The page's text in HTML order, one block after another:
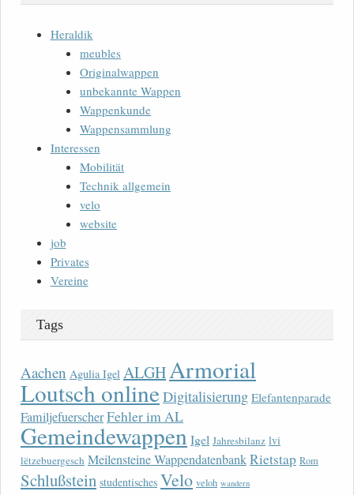
Heraldik
meubles
Originalwappen
unbekannte Wappen
Wappenkunde
Wappensammlung
Interessen
Mobilität
Technik allgemein
velo
website
job
Privates
Vereine
Tags
Aachen Agulia Igel ALGH Armorial
Loutsch onlineDigitalisierung Elefantenparade
FamiljefuerscherFehler im AL
Gemeindewappen Igel Jahresbilanz lvi
lëtzebuergesch Meilensteine WappendatenbankRietstap Rom
Schlußstein studentisches Velo veloh wandern